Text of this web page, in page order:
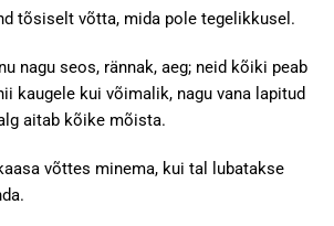
tõsiselt võtta, mida pole tegelikkusel.
nagu seos, rännak, aeg; neid kõiki peab
kaugele kui võimalik, nagu vana lapitud
aitab kõike mõista.
võttes minema, kui tal lubatakse